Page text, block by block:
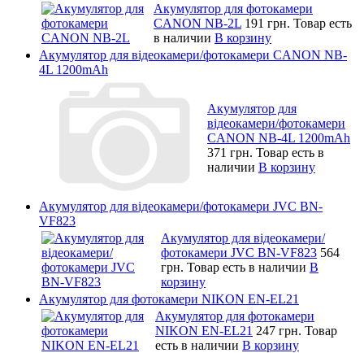
Акумулятор для фотокамери
CANON NB-2L 191 грн. Товар есть
в наличии В корзину
Акумулятор для відеокамери/фотокамери CANON NB-
4L 1200mAh
Акумулятор для
відеокамери/фотокамери
CANON NB-4L 1200mAh
371 грн. Товар есть в
наличии В корзину
Акумулятор для відеокамери/фотокамери JVC BN-
VF823
Акумулятор для відеокамери/
фотокамери JVC BN-VF823 564
грн. Товар есть в наличии В
корзину
Акумулятор для фотокамери NIKON EN-EL21
Акумулятор для фотокамери
NIKON EN-EL21 247 грн. Товар
есть в наличии В корзину